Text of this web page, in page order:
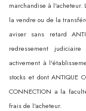
marchandise à l'acheteur.
la vendre ou de la
aviser sans retard
redressement
activement à
stocks et dont ANTIQUE
CONNECTION a la
frais de l'acheteur.